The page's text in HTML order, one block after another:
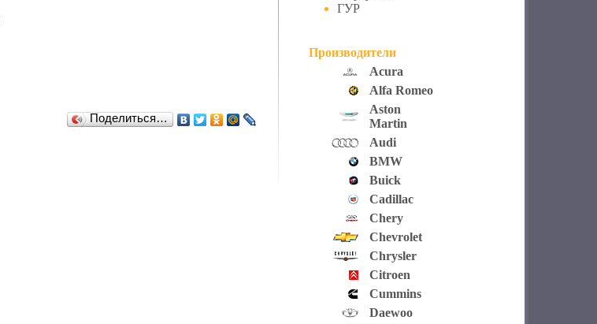
Поделиться…
ГУР
Производители
Acura
Alfa Romeo
Aston
Martin
Audi
BMW
Buick
Cadillac
Chery
Chevrolet
Chrysler
Citroen
Cummins
Daewoo